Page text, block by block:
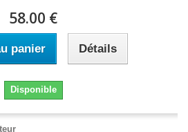
58.00 €
panier Détails
Disponible